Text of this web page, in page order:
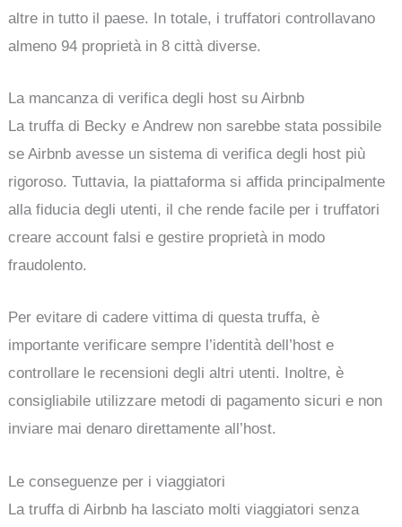
altre in tutto il paese. In totale, i truffatori controllavano
almeno 94 proprietà in 8 città diverse.
La mancanza di verifica degli host su Airbnb
La truffa di Becky e Andrew non sarebbe stata possibile
se Airbnb avesse un sistema di verifica degli host più
rigoroso. Tuttavia, la piattaforma si affida principalmente
alla fiducia degli utenti, il che rende facile per i truffatori
creare account falsi e gestire proprietà in modo
fraudolento.
Per evitare di cadere vittima di questa truffa, è
importante verificare sempre l’identità dell’host e
controllare le recensioni degli altri utenti. Inoltre, è
consigliabile utilizzare metodi di pagamento sicuri e non
inviare mai denaro direttamente all’host.
Le conseguenze per i viaggiatori
La truffa di Airbnb ha lasciato molti viaggiatori senza